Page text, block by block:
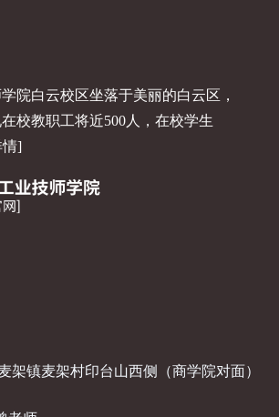
院白云校区坐落于美丽的白云区，
校教职工将近500人，在校学生
情]
架镇麦架村印台山西侧（商学院对面）